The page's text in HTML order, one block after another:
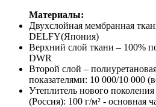
Материалы:
Двухслойная мембранная
DELFY(Япония)
Верхний слой ткани – 100%
DWR
Второй слой –
показателями: 10 000/10 000
Утеплитель нового
(Россия): 100 г/м² - основная